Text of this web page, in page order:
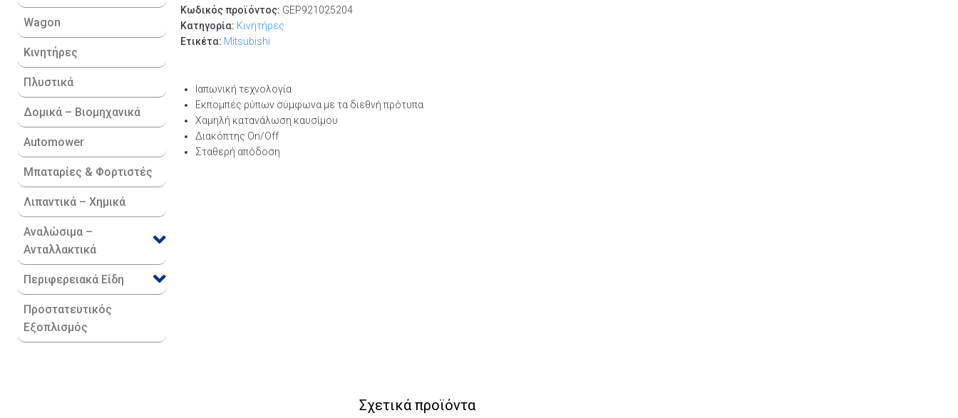
Wagon
Κινητήρες
Πλυστικά
Δομικά – Βιομηχανικά
Automower
Μπαταρίες & Φορτιστές
Λιπαντικά – Χημικά
Αναλώσιμα –
Ανταλλακτικά
Περιφερειακά Είδη​
Προστατευτικός
Εξοπλισμός
Κωδικός προϊόντος: GEP921025204
Κατηγορία: Κινητήρες
Ετικέτα: Mitsubishi
Ιαπωνική τεχνολογία
Εκπομπές ρύπων σύμφωνα με τα διεθνή πρότυπα
Χαμηλή κατανάλωση καυσίμου
Διακόπτης On/Off
Σταθερή απόδοση
Σχετικά προϊόντα